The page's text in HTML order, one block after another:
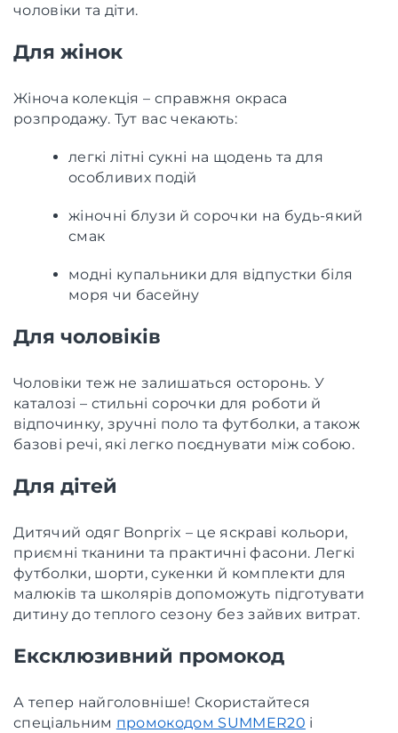
чоловіки та діти.
Для жінок
Жіноча колекція – справжня окраса
розпродажу. Тут вас чекають:
легкі літні сукні на щодень та для
особливих подій
жіночні блузи й сорочки на будь-який
смак
модні купальники для відпустки біля
моря чи басейну
Для чоловіків
Чоловіки теж не залишаться осторонь. У
каталозі – стильні сорочки для роботи й
відпочинку, зручні поло та футболки, а також
базові речі, які легко поєднувати між собою.
Для дітей
Дитячий одяг Bonprix – це яскраві кольори,
приємні тканини та практичні фасони. Легкі
футболки, шорти, сукенки й комплекти для
малюків та школярів допоможуть підготувати
дитину до теплого сезону без зайвих витрат.
Ексклюзивний промокод
А тепер найголовніше! Скористайтеся
спеціальним промокодом SUMMER20 і